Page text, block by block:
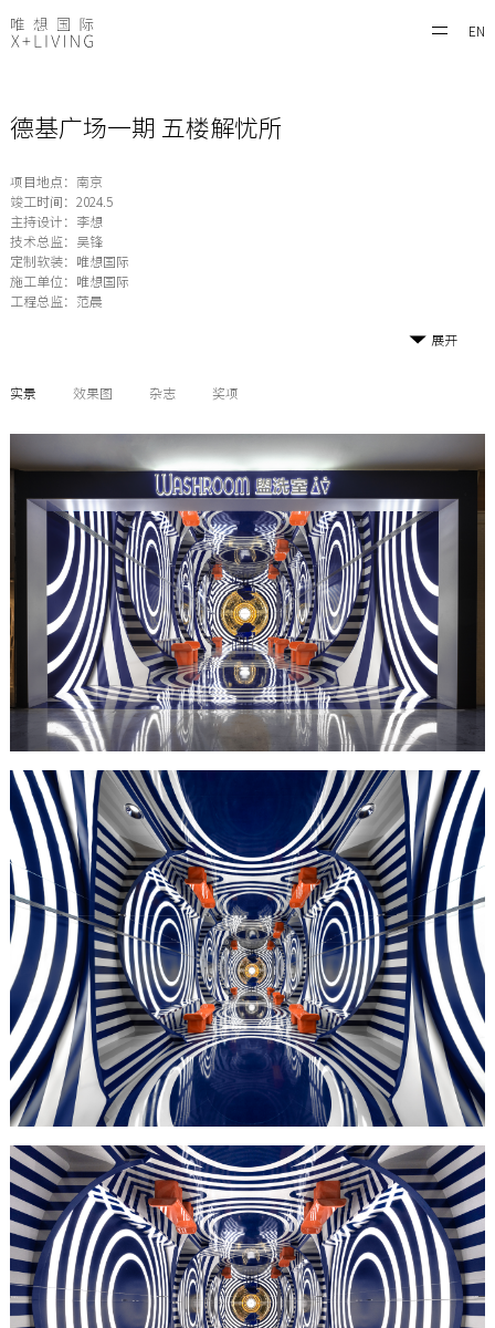
EN
德基广场一期 五楼解忧所
项目地点：南京
竣工时间：2024.5
主持设计：李想
技术总监：吴锋
定制软装：唯想国际
施工单位：唯想国际
工程总监：范晨
展开
实景 效果图 杂志 奖项